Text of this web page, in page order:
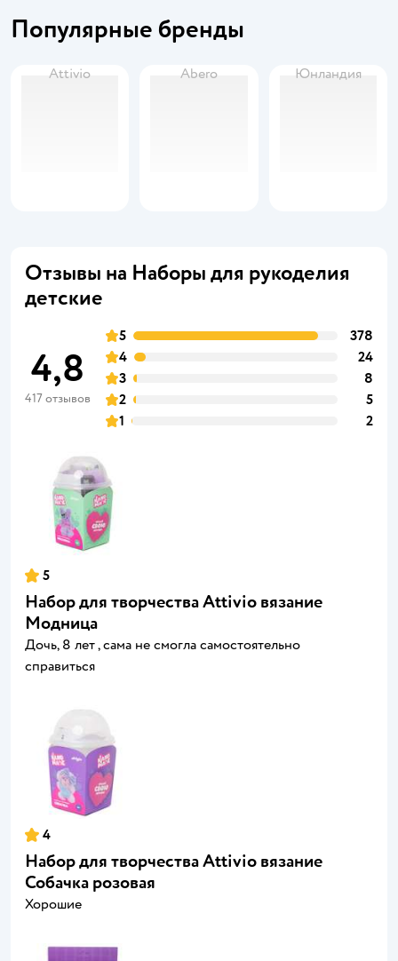
Популярные бренды
Attivio Abero Юнландия
Отзывы на Наборы для рукоделия
детские
4,8
417 отзывов
5
378
4
24
3
8
2
5
1
2
5
Набор для творчества Attivio вязание
Модница
Дочь, 8 лет , сама не смогла самостоятельно
справиться
4
Набор для творчества Attivio вязание
Собачка розовая
Хорошие